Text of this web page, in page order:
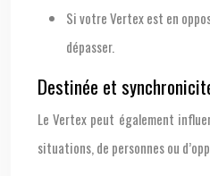
Si votre Vertex est en
dépasser.
Destinée et
Le Vertex peut également
situations, de personnes ou